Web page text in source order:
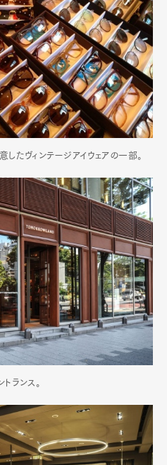
したヴィンテージアイウェアの一部。
ランス。